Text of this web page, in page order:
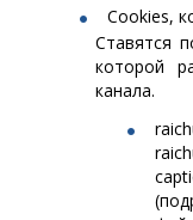
Cookies,
Ставятся
которой
канала.